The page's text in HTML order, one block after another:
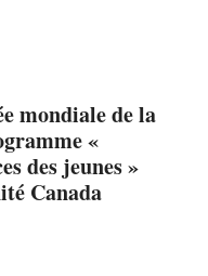
mondiale de la
«
des jeunes »
Canada